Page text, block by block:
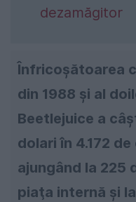
dezamăgitor
Înfricoşătoarea
din 1988 și al
Beetlejuice a
dolari în 4.172
ajungând la 225
piaţa internă şi